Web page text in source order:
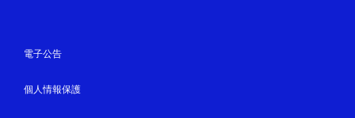
電子公告
個人情報保護